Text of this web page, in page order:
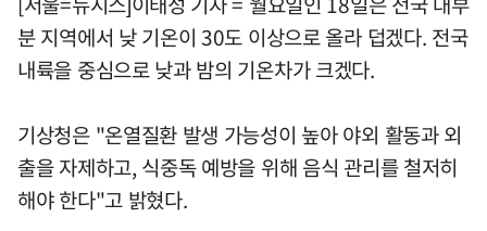
분 지역에서 낮 기온이 30도 이상으로 올라 덥겠다. 전국
내륙을 중심으로 낮과 밤의 기온차가 크겠다.
기상청은 "온열질환 발생 가능성이 높아 야외 활동과 외
출을 자제하고, 식중독 예방을 위해 음식 관리를 철저히
해야 한다"고 밝혔다.